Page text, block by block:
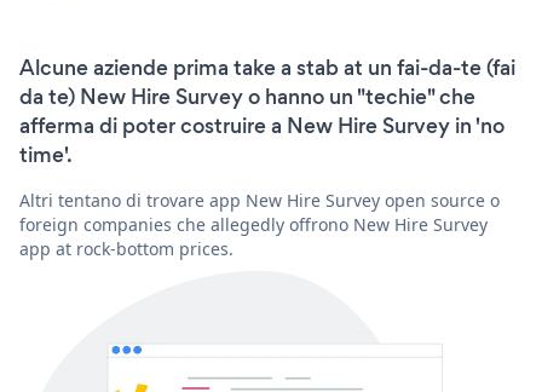
Alcune aziende prima take a stab at un fai-da-te (fai
da te) New Hire Survey o hanno un "techie" che
afferma di poter costruire a New Hire Survey in 'no
time'.
Altri tentano di trovare app New Hire Survey open source o
foreign companies che allegedly offrono New Hire Survey
app at rock-bottom prices.